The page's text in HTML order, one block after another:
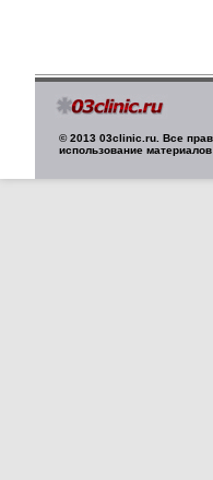
© 2013 03clinic.ru. Все
использование